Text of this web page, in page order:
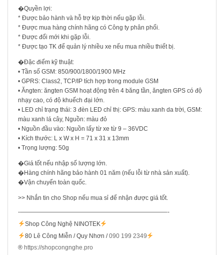
�Quyền lợi:
* Được bảo hành và hỗ trợ kịp thời nếu gặp lỗi.
* Được mua hàng chính hãng có Công ty phân phối.
* Được đổi mới khi gặp lỗi.
* Được tạo TK để quản lý nhiều xe nếu mua nhiều thiết bị.
�Đặc điểm kỹ thuật:
• Tần số GSM: 850/900/1800/1900 MHz
• GPRS: Class2, TCP/IP tích hợp trong module GSM
• Ăngten: ăngten GSM hoạt động trên 4 băng tần, ăngten GPS có độ
nhạy cao, có độ khuếch đại lớn.
• LED chỉ trạng thái: 3 đèn LED chỉ thị: GPS: màu xanh da trời, GSM:
màu xanh lá cây, Nguồn: màu đỏ
• Nguồn đầu vào: Nguồn lấy từ xe từ 9 – 36VDC
• Kích thước: L x W x H = 71 x 31 x 13mm
• Trọng lượng: 50g
�Giá tốt nếu nhập số lượng lớn.
�Hàng chính hãng bảo hành 01 năm (nếu lỗi từ nhà sản xuất).
�Vận chuyển toàn quốc.
>> Nhắn tin cho Shop nếu mua sỉ để nhận được giá tốt.
-————————————————————————–-
Shop Công Nghệ NINOTEK
80 Lê Công Miễn / Quy Nhơn /090 199 2349
®️ https://shopcongnghe.pro